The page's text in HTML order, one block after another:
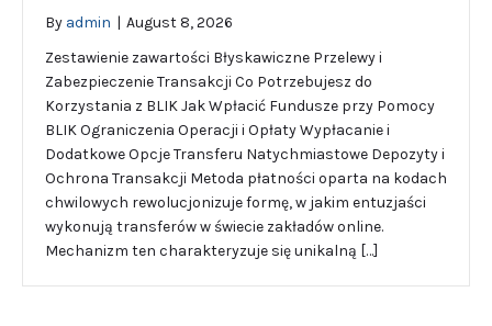
By admin | August 8, 2026
Zestawienie zawartości Błyskawiczne Przelewy i
Zabezpieczenie Transakcji Co Potrzebujesz do
Korzystania z BLIK Jak Wpłacić Fundusze przy Pomocy
BLIK Ograniczenia Operacji i Opłaty Wypłacanie i
Dodatkowe Opcje Transferu Natychmiastowe Depozyty i
Ochrona Transakcji Metoda płatności oparta na kodach
chwilowych rewolucjonizuje formę, w jakim entuzjaści
wykonują transferów w świecie zakładów online.
Mechanizm ten charakteryzuje się unikalną […]